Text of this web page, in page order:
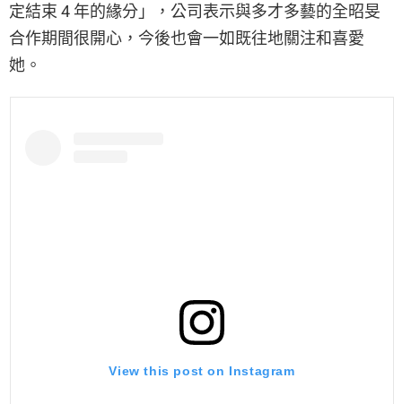
定結束 4 年的緣分」，公司表示與多才多藝的全昭旻
合作期間很開心，今後也會一如既往地關注和喜愛
她。
View this post on Instagram